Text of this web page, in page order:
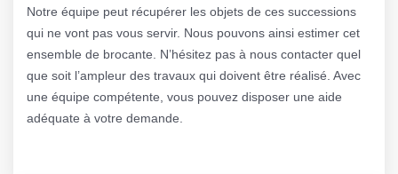
Notre équipe peut récupérer les objets de ces successions
qui ne vont pas vous servir. Nous pouvons ainsi estimer cet
ensemble de brocante. N’hésitez pas à nous contacter quel
que soit l’ampleur des travaux qui doivent être réalisé. Avec
une équipe compétente, vous pouvez disposer une aide
adéquate à votre demande.